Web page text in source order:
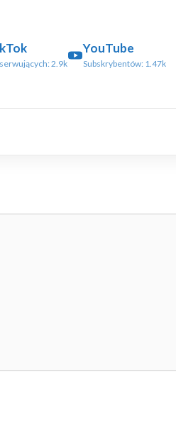
2.9k
YouTube
Subskrybentów: 1.47k